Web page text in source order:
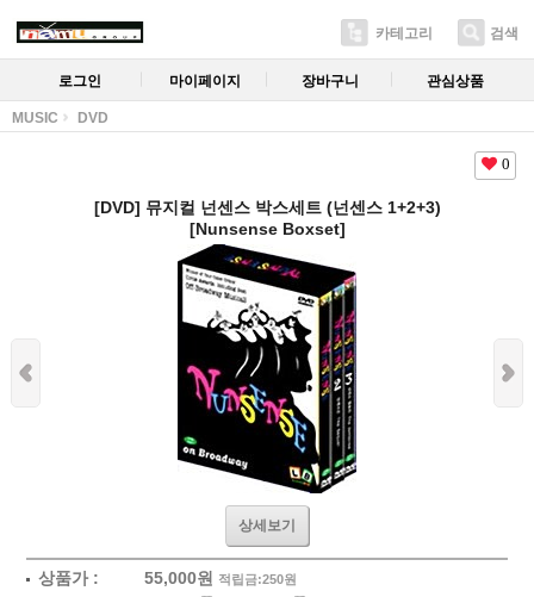
카테고리 검색
로그인 마이페이지 장바구니 관심상품
MUSIC DVD
0
[DVD] 뮤지컬 넌센스 박스세트 (넌센스 1+2+3)
[Nunsense Boxset]
상세보기
상품가 : 55,000원 적립금:250원